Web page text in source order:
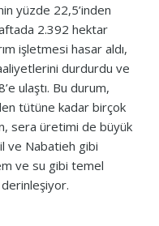
yüzde 22,5’inden
2.392 hektar
işletmesi hasar aldı,
durdurdu ve
ulaştı. Bu durum,
tütüne kadar birçok
sera üretimi de büyük
ve Nabatieh gibi
ve su gibi temel